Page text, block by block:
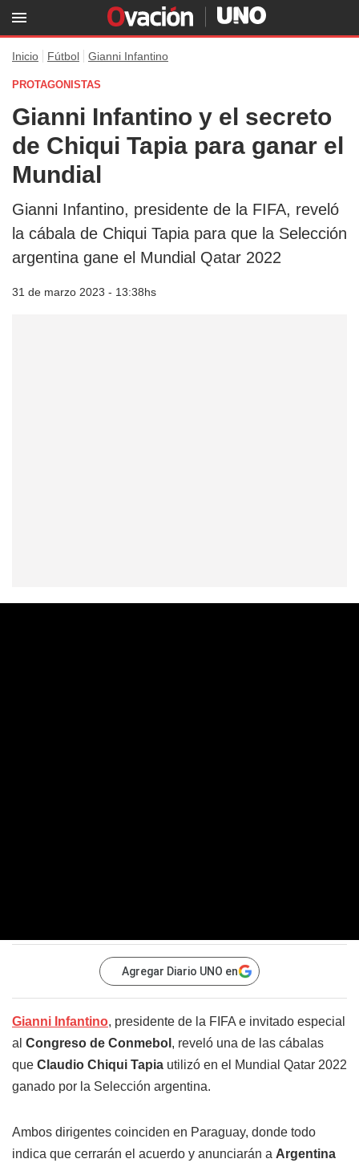
Inicio Fútbol Gianni Infantino
PROTAGONISTAS
Gianni Infantino y el secreto
de Chiqui Tapia para ganar el
Mundial
Gianni Infantino, presidente de la FIFA, reveló
la cábala de Chiqui Tapia para que la Selección
argentina gane el Mundial Qatar 2022
31 de marzo 2023 - 13:38hs
Agregar Diario UNO en
Gianni Infantino, presidente de la FIFA e invitado especial
al Congreso de Conmebol , reveló una de las cábalas
que Claudio Chiqui Tapia utilizó en el Mundial Qatar 2022
ganado por la Selección argentina.
Ambos dirigentes coinciden en Paraguay, donde todo
indica que cerrarán el acuerdo y anunciarán a Argentina